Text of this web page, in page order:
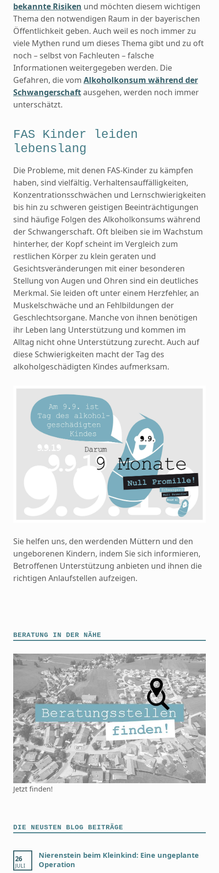
bekannte Risiken und möchten diesem wichtigen
Thema den notwendigen Raum in der bayerischen
Öffentlichkeit geben. Auch weil es noch immer zu
viele Mythen rund um dieses Thema gibt und zu oft
noch – selbst von Fachleuten – falsche
Informationen weitergegeben werden. Die
Gefahren, die vom Alkoholkonsum während der
Schwangerschaftausgehen, werden noch immer
unterschätzt.
FAS Kinder leiden
lebenslang
Die Probleme, mit denen FAS-Kinder zu kämpfen
haben, sind vielfältig. Verhaltensauffälligkeiten,
Konzentrationsschwächen und Lernschwierigkeiten
bis hin zu schweren geistigen Beeinträchtigungen
sind häufige Folgen des Alkoholkonsums während
der Schwangerschaft. Oft bleiben sie im Wachstum
hinterher, der Kopf scheint im Vergleich zum
restlichen Körper zu klein geraten und
Gesichtsveränderungen mit einer besonderen
Stellung von Augen und Ohren sind ein deutliches
Merkmal. Sie leiden oft unter einem Herzfehler, an
Muskelschwäche und an Fehlbildungen der
Geschlechtsorgane. Manche von ihnen benötigen
ihr Leben lang Unterstützung und kommen im
Alltag nicht ohne Unterstützung zurecht. Auch auf
diese Schwierigkeiten macht der Tag des
alkoholgeschädigten Kindes aufmerksam.
Sie helfen uns, den werdenden Müttern und den
ungeborenen Kindern, indem Sie sich informieren,
Betroffenen Unterstützung anbieten und ihnen die
richtigen Anlaufstellen aufzeigen.
BERATUNG IN DER NÄHE
Jetzt finden!
DIE NEUSTEN BLOG BEITRÄGE
26
JULI
Nierenstein beim Kleinkind: Eine ungeplante
Operation